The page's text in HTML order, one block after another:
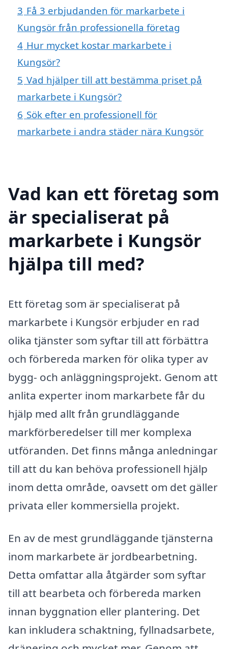
3 Få 3 erbjudanden för markarbete i
Kungsör från professionella företag
4 Hur mycket kostar markarbete i
Kungsör?
5 Vad hjälper till att bestämma priset på
markarbete i Kungsör?
6 Sök efter en professionell för
markarbete i andra städer nära Kungsör
Vad kan ett företag som
är specialiserat på
markarbete i Kungsör
hjälpa till med?
Ett företag som är specialiserat på
markarbete i Kungsör erbjuder en rad
olika tjänster som syftar till att förbättra
och förbereda marken för olika typer av
bygg- och anläggningsprojekt. Genom att
anlita experter inom markarbete får du
hjälp med allt från grundläggande
markförberedelser till mer komplexa
utföranden. Det finns många anledningar
till att du kan behöva professionell hjälp
inom detta område, oavsett om det gäller
privata eller kommersiella projekt.
En av de mest grundläggande tjänsterna
inom markarbete är jordbearbetning.
Detta omfattar alla åtgärder som syftar
till att bearbeta och förbereda marken
innan byggnation eller plantering. Det
kan inkludera schaktning, fyllnadsarbete,